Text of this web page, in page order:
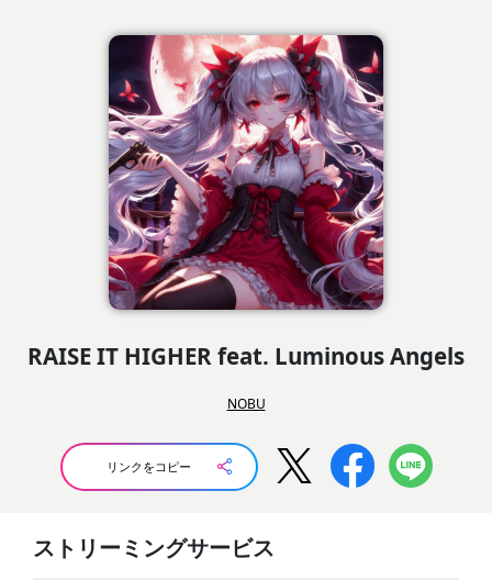
RAISE IT HIGHER feat. Luminous Angels
NOBU
リンクをコピー
ストリーミングサービス